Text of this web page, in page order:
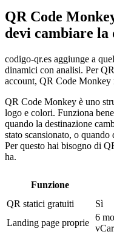
QR Code
devi cambiare la
codigo-qr.es aggiunge a
dinamici con analisi. Per
account, QR Code Monkey
QR Code Monkey è uno
logo e colori. Funziona
quando la destinazione
stato scansionato, o
Per questo hai bisogno di
ha.
Funzione
QR statici gratuiti
Sì
Landing page proprie
6